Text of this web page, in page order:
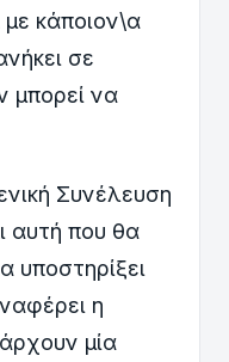
με κάποιον\α
σε
μπορεί να
Συνέλευση
αυτή που θα
υποστηρίξει
η
μία